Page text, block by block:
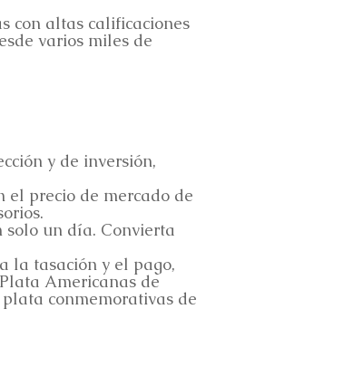
con altas calificaciones
varios miles de
y de inversión,
el precio de mercado de
solo un día. Convierta
la tasación y el pago,
Americanas de
conmemorativas de